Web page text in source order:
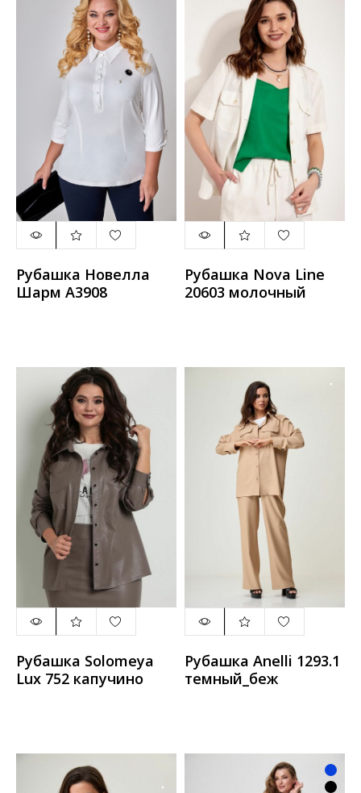
Рубашка Новелла
Шарм А3908
Рубашка Nova Line
20603 молочный
Рубашка Solomeya
Lux 752 капучино
Рубашка Anelli 1293.1
темный_беж